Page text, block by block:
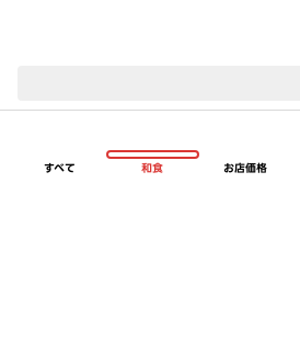
すべて 和食 お店価格